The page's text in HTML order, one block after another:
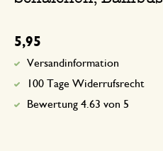
5,95
Versandinformation
100 Tage Widerrufsrecht
Bewertung 4.63 von 5